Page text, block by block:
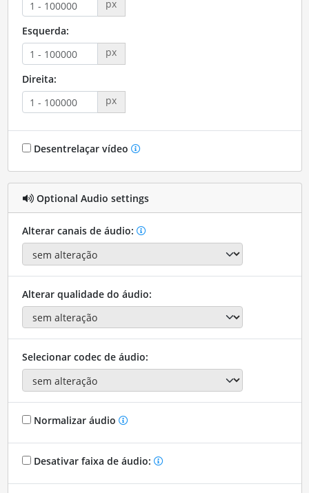
px
Esquerda:
px
Direita:
px
Desentrelaçar vídeo
Optional Audio settings
Alterar canais de áudio:
Alterar qualidade do áudio:
Selecionar codec de áudio:
Normalizar áudio
Desativar faixa de áudio: